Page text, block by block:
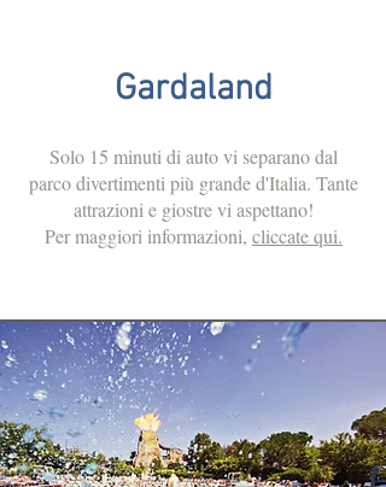
Gardaland
Solo 15 minuti di auto vi separano dal
parco divertimenti più grande d'Italia. Tante
attrazioni e giostre vi aspettano!
Per maggiori informazioni, cliccate qui.